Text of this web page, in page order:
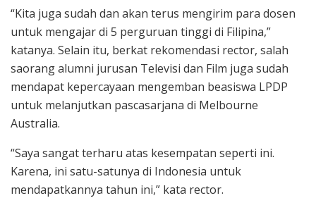
“Kita juga sudah dan akan terus mengirim para dosen
untuk mengajar di 5 perguruan tinggi di Filipina,”
katanya. Selain itu, berkat rekomendasi rector, salah
saorang alumni jurusan Televisi dan Film juga sudah
mendapat kepercayaan mengemban beasiswa LPDP
untuk melanjutkan pascasarjana di Melbourne
Australia.
“Saya sangat terharu atas kesempatan seperti ini.
Karena, ini satu-satunya di Indonesia untuk
mendapatkannya tahun ini,” kata rector.